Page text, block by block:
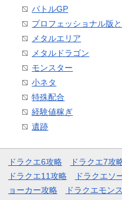
バトルGP
プロフェッショナル版
メタルエリア
メタルドラゴン
モンスター
小ネタ
特殊配合
経験値稼ぎ
遺跡
ドラクエ6攻略 ドラクエ7攻
ドラクエ11攻略
ドラクエソ
ョーカー攻略
ドラクエモン